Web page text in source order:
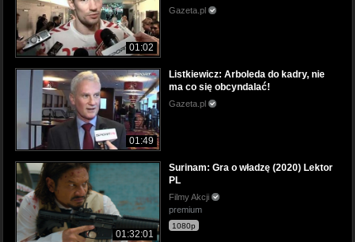
01:02
Gazeta.pl
01:49
Listkiewicz: Arboleda do kadry, nie
ma co się obcyndalać!
Gazeta.pl
01:32:01
Surinam: Gra o władzę (2020) Lektor
PL
Filmy Akcji
premium
1080p